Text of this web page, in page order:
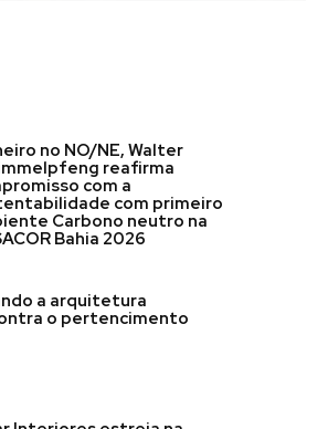
no NO/NE, Walter
reafirma
com a
com primeiro
Carbono neutro na
Bahia 2026
a arquitetura
o pertencimento